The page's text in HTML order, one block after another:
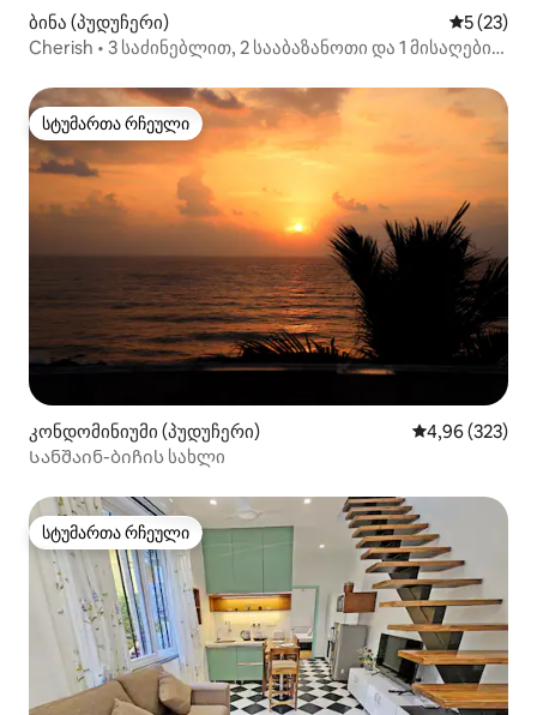
ბინა (პუდუჩერი) საშუალო
5 (23)
Cherish • 3 საძინებლით, 2 სააბაზანოთი და 1 მისაღები
პარკირება
სტუმართა რჩეული
სტუმართა რჩეული
კონდომინიუმი (პუდუჩერი) საშუალო
4,96 (323)
Სანშაინ-ბიჩის სახლი
სტუმართა რჩეული
სტუმართა რჩეული